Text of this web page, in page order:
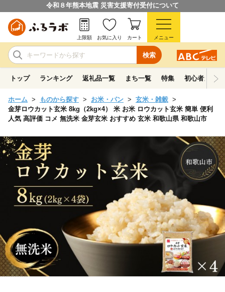
令和８年熊本地震 災害支援寄付受付について
検索
上限額 お気に入り カート メニュー
トップ ランキング 返礼品一覧 まち一覧 特集 初心者ガイド
ホーム ものから探す お米・パン
玄米・雑穀
金芽ロウカット玄米 8kg（2kg×4） 米 お米 ロウカット玄米 簡単 便利
人気 高評価 コメ 無洗米 金芽玄米 おすすめ 玄米 和歌山県 和歌山市